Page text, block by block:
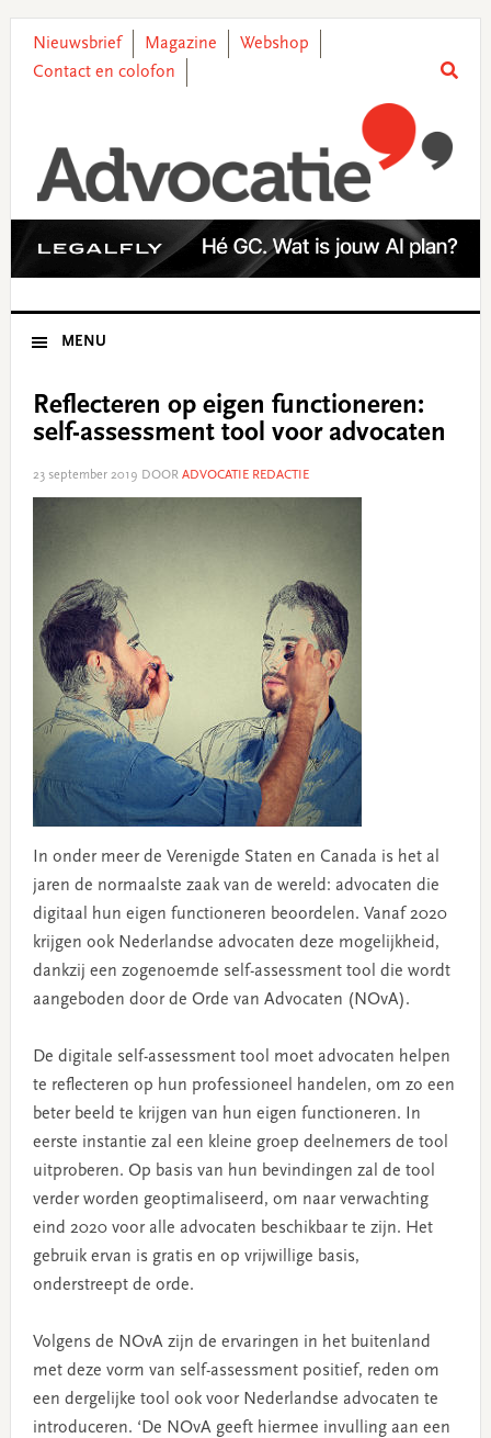
primary
main
primary
footer
Nieuwsbrief Magazine
Webshop
Contact en colofon
MENU
Reflecteren op eigen functioneren:
self-assessment tool voor advocaten
23 september 2019 DOOR ADVOCATIE REDACTIE
In onder meer de Verenigde Staten en Canada is het al
jaren de normaalste zaak van de wereld: advocaten die
digitaal hun eigen functioneren beoordelen. Vanaf 2020
krijgen ook Nederlandse advocaten deze mogelijkheid,
dankzij een zogenoemde self-assessment tool die wordt
aangeboden door de Orde van Advocaten (NOvA).
De digitale self-assessment tool moet advocaten helpen
te reflecteren op hun professioneel handelen, om zo een
beter beeld te krijgen van hun eigen functioneren. In
eerste instantie zal een kleine groep deelnemers de tool
uitproberen. Op basis van hun bevindingen zal de tool
verder worden geoptimaliseerd, om naar verwachting
eind 2020 voor alle advocaten beschikbaar te zijn. Het
gebruik ervan is gratis en op vrijwillige basis,
onderstreept de orde.
Volgens de NOvA zijn de ervaringen in het buitenland
met deze vorm van self-assessment positief, reden om
een dergelijke tool ook voor Nederlandse advocaten te
introduceren. ‘De NOvA geeft hiermee invulling aan een